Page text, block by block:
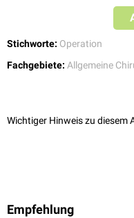
Stichworte: Operation
Fachgebiete: Allgemeine
Wichtiger Hinweis zu diesem
Empfehlung